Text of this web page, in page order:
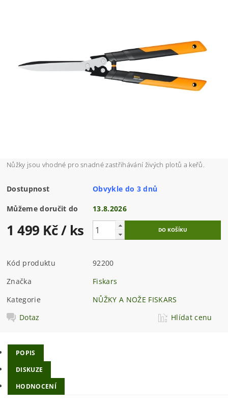
Nůžky jsou vhodné pro snadné zastřihávání živých plotů a keřů.
Dostupnost Obvykle do 3 dnů
Můžeme doručit do 13.8.2026
1 499 Kč/ ks
Kód produktu
92200
Značka
Fiskars
Kategorie
NŮŽKY A NOŽE FISKARS
Dotaz
Hlídat cenu
POPIS
DISKUZE
HODNOCENÍ